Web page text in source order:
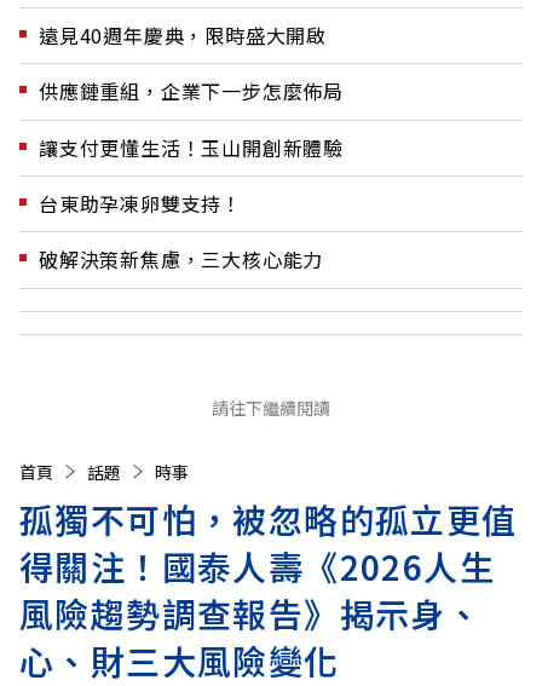
遠見40週年慶典，限時盛大開啟
供應鏈重組，企業下一步怎麼佈局
讓支付更懂生活！玉山開創新體驗
台東助孕凍卵雙支持！
破解決策新焦慮，三大核心能力
請往下繼續閱讀
首頁 話題 時事
孤獨不可怕，被忽略的孤立更值
得關注！國泰人壽《2026人生
風險趨勢調查報告》揭示身、
心、財三大風險變化